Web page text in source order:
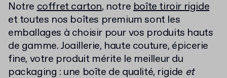
Notrecoffret carton, notreboîte tiroir rigide
et toutes nos boîtes premium sont les
emballages à choisir pour vos produits hauts
de gamme. Joaillerie, haute couture, épicerie
fine, votre produit mérite le meilleur du
packaging : une boîte de qualité, rigide et